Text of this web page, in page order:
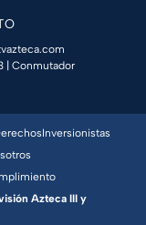
| Conmutador
Inversionistas
Azteca III y